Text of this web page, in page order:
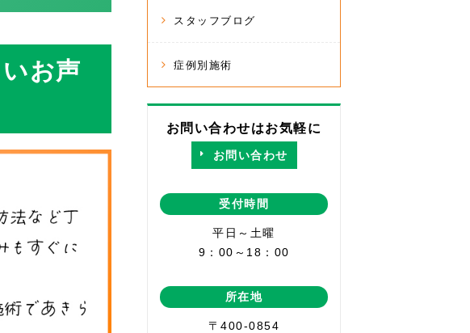
お声
スタッフブログ
症例別施術
お問い合わせはお気軽に
お問い合わせ
受付時間
平日～土曜
9：00～18：00
所在地
〒400-0854